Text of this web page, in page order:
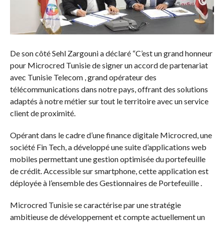
De son côté Sehl Zargouni a déclaré “C’est un grand honneur
pour Microcred Tunisie de signer un accord de partenariat
avec Tunisie Telecom , grand opérateur des
télécommunications dans notre pays, offrant des solutions
adaptés à notre métier sur tout le territoire avec un service
client de proximité.
Opérant dans le cadre d’une finance digitale Microcred, une
société Fin Tech, a développé une suite d’applications web
mobiles permettant une gestion optimisée du portefeuille
de crédit. Accessible sur smartphone, cette application est
déployée à l’ensemble des Gestionnaires de Portefeuille .
Microcred Tunisie se caractérise par une stratégie
ambitieuse de développement et compte actuellement un